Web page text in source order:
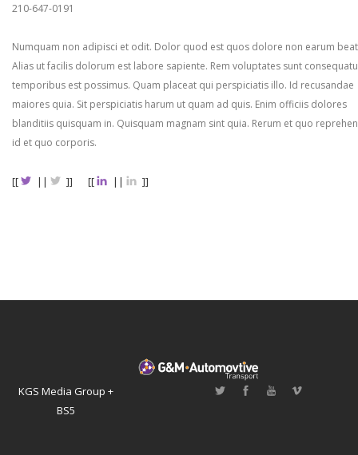
210-647-0191
Numquam non adipisci et odit. Dolor quod est quos dolore non earum
Alias ut facilis dolorum est labore sapiente. Rem voluptates sunt
temporibus est possimus. Quam placeat qui perspiciatis illo. Id recusandae
maiores quia. Sit perspiciatis harum ut quam ad quis. Enim officiis dolores
blanditiis quisquam in. Quisquam magnam sint quia. Rerum et quo
id et quo corporis.
[[ || ]] [[ || ]]
KGS Media Group +
BS5